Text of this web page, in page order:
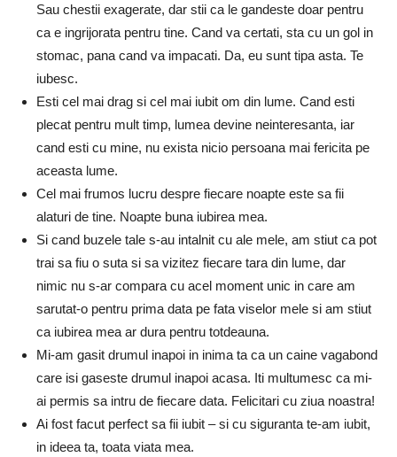
Sau chestii exagerate, dar stii ca le gandeste doar pentru
ca e ingrijorata pentru tine. Cand va certati, sta cu un gol in
stomac, pana cand va impacati. Da, eu sunt tipa asta. Te
iubesc.
Esti cel mai drag si cel mai iubit om din lume. Cand esti
plecat pentru mult timp, lumea devine neinteresanta, iar
cand esti cu mine, nu exista nicio persoana mai fericita pe
aceasta lume.
Cel mai frumos lucru despre fiecare noapte este sa fii
alaturi de tine. Noapte buna iubirea mea.
Si cand buzele tale s-au intalnit cu ale mele, am stiut ca pot
trai sa fiu o suta si sa vizitez fiecare tara din lume, dar
nimic nu s-ar compara cu acel moment unic in care am
sarutat-o ​​pentru prima data pe fata viselor mele si am stiut
ca iubirea mea ar dura pentru totdeauna.
Mi-am gasit drumul inapoi in inima ta ca un caine vagabond
care isi gaseste drumul inapoi acasa. Iti multumesc ca mi-
ai permis sa intru de fiecare data. Felicitari cu ziua noastra!
Ai fost facut perfect sa fii iubit – si cu siguranta te-am iubit,
in ideea ta, toata viata mea.